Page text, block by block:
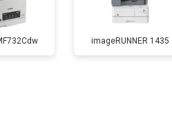
imageRUNNER 1435